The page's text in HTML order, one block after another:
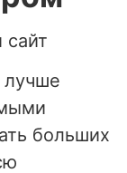
лучше
больших